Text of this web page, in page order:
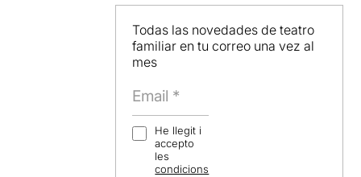
Todas las novedades de teatro
familiar en tu correo una vez al
mes
He llegit i
accepto
les
condicions